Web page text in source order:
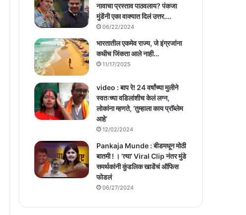
नावाचा प्रस्ताव पाठवलाय? पंकजा
मुंडेंनी एका वाक्यात दिलं उत्तर….
06/22/2024
भारतातील एकमेव राज्य, जे इंग्रजांना
कधीच जिंकता आले नाही…
11/17/2025
video : बाप रे! 24 वर्षांच्या मुलीने
स्वतःच्या वडिलांशीच केलं लग्न,
लोकांना म्हणते, ‘तुम्हाला काय प्राॅब्लेम
आहे’
12/02/2024
Pankaja Munde : बीडमधून मोठी
बातमी ! । ‘त्या’ Viral Clip नंतर मुंडे
समर्थकांनी कुंडलिक खाडेंचं ऑफिस
फोडलं
06/27/2024